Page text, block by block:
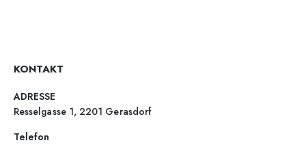
KONTAKT
ADRESSE
Resselgasse 1, 2201 Gerasdorf
Telefon